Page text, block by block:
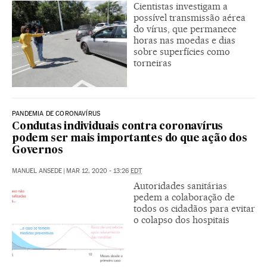
Cientistas investigam a
possível transmissão aérea
do vírus, que permanece
horas nas moedas e dias
sobre superfícies como
torneiras
PANDEMIA DE CORONAVÍRUS
Condutas individuais contra coronavírus
podem ser mais importantes do que ação dos
Governos
MANUEL ANSEDE MAR 12, 2020 - 13:26 EDT
Autoridades sanitárias
pedem a colaboração de
todos os cidadãos para evitar
o colapso dos hospitais